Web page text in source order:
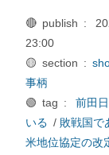
🔴 publish :
23:00
🟡 section :
事柄
🟢 tag :
前田
いる / 敗戦国で
米地位協定の改